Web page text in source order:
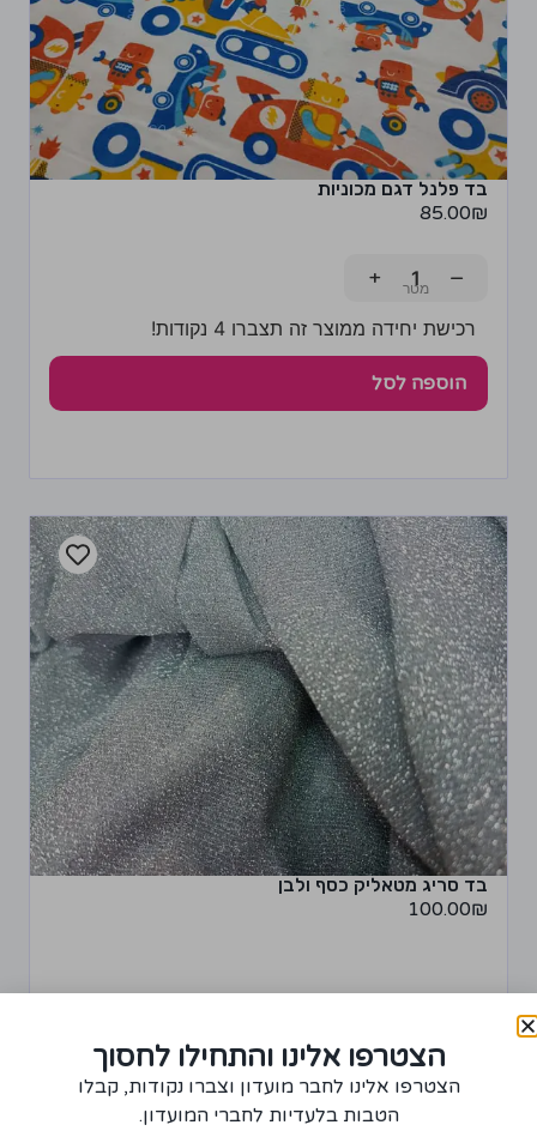
בד פלנל דגם מכוניות
85.00₪
−
+
רכישת יחידה ממוצר זה תצברו 4 נקודות!
הוספה לסל
בד סריג מטאליק כסף ולבן
100.00₪
רכישת יחידה ממוצר זה תצברו 5 נקודות! מידע נוסף
הצטרפו אלינו והתחילו לחסוך
הצטרפו אלינו לחבר מועדון וצברו נקודות, קבלו
הטבות בלעדיות לחברי המועדון.